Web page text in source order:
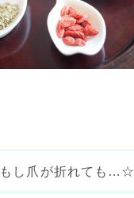
もし爪が折れても…☆